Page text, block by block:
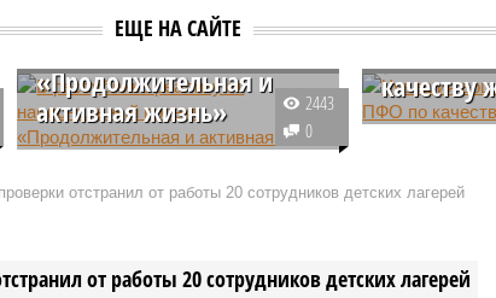
ЕЩЕ НА САЙТЕ
В республике реализуют
национальный проект
«Продолжительная и
активная жизнь»
В Чувашской Республике
проект «Продолжительная и
улучшению здоровья
2443
0
Чувашия
качеству
Чувашия
высоким
топ-30.
отстранил от работы 20 сотрудников детских лагерей
от работы 20 сотрудников детских лагерей